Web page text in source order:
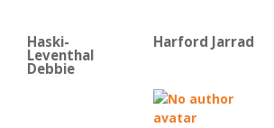
Haski-
Leventhal
Debbie
Harford Jarrad